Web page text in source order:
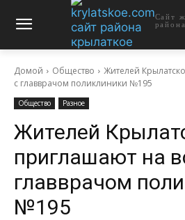
Сайт
Домой Общество
Жителей
с главврачом поликлиники №195
Общество Разное
Жителей
приглашают на
главврачом
№195